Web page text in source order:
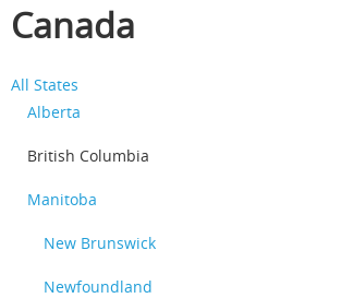
Canada
All States
Alberta
British Columbia
Manitoba
New Brunswick
Newfoundland